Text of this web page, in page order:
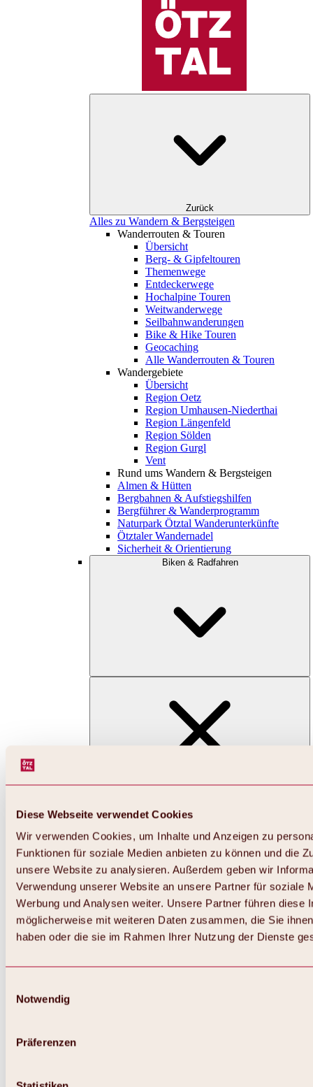
Diese Webseite verwendet Cookies
Wir verwenden Cookies, um Inhalte und Anzeigen zu
Funktionen für soziale Medien anbieten zu können und die
unsere Website zu analysieren. Außerdem geben wir
Verwendung unserer Website an unsere Partner für soziale
Werbung und Analysen weiter. Unsere Partner führen diese
möglicherweise mit weiteren Daten zusammen, die Sie
haben oder die sie im Rahmen Ihrer Nutzung der Dienste
Notwendig
Präferenzen
Zurück
Alles zu Wandern & Bergsteigen
Wanderrouten & Touren
Übersicht
Berg- & Gipfeltouren
Themenwege
Entdeckerwege
Hochalpine Touren
Weitwanderwege
Seilbahnwanderungen
Bike & Hike Touren
Geocaching
Alle Wanderrouten & Touren
Wandergebiete
Übersicht
Region Oetz
Region Umhausen-Niederthai
Region Längenfeld
Region Sölden
Region Gurgl
Vent
Rund ums Wandern & Bergsteigen
Almen & Hütten
Bergbahnen & Aufstiegshilfen
Bergführer & Wanderprogramm
Naturpark Ötztal Wanderunterkünfte
Ötztaler Wandernadel
Sicherheit & Orientierung
Biken & Radfahren